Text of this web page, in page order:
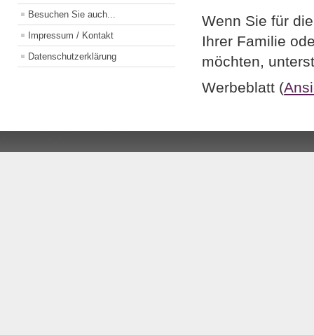
Besuchen Sie auch...
Impressum / Kontakt
Datenschutzerklärung
Wenn Sie für
Ihrer Familie
möchten,
Werbeblatt (